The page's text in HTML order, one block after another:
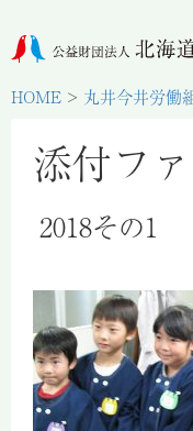
HOME > 丸井今井労働
添付フ
2018その1